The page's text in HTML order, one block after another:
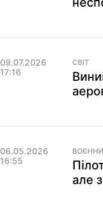
09.07.2026
17:16
СВІТ
06.05.2026
16:55
але